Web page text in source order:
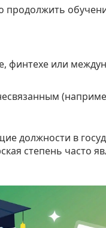
финтехе или
должности в
степень часто